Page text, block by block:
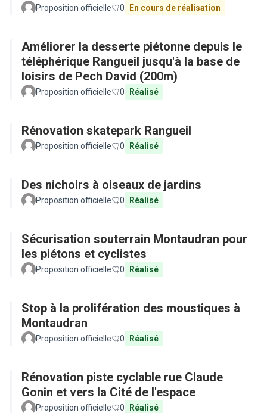
Proposition officielle 0 En cours de réalisation
Améliorer la desserte piétonne depuis le
téléphérique Rangueil jusqu'à la base de
loisirs de Pech David (200m)
Proposition officielle 0 Réalisé
Rénovation skatepark Rangueil
Proposition officielle 0 Réalisé
Des nichoirs à oiseaux de jardins
Proposition officielle 0 Réalisé
Sécurisation souterrain Montaudran pour
les piétons et cyclistes
Proposition officielle 0 Réalisé
Stop à la prolifération des moustiques à
Montaudran
Proposition officielle 0 Réalisé
Rénovation piste cyclable rue Claude
Gonin et vers la Cité de l'espace
Proposition officielle 0 Réalisé